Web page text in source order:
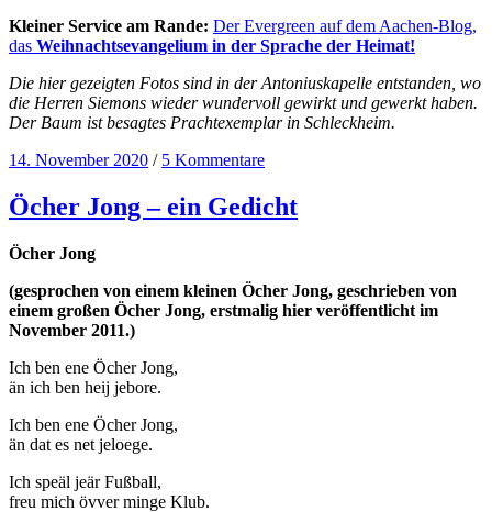
Kleiner Service am Rande: Der Evergreen auf dem Aachen-Blog,
das Weihnachtsevangelium in der Sprache der Heimat!
Die hier gezeigten Fotos sind in der Antoniuskapelle entstanden, wo
die Herren Siemons wieder wundervoll gewirkt und gewerkt haben.
Der Baum ist besagtes Prachtexemplar in Schleckheim.
14. November 2020 / 5 Kommentare
Öcher Jong – ein Gedicht
Öcher Jong
(gesprochen von einem kleinen Öcher Jong, geschrieben von
einem großen Öcher Jong, erstmalig hier veröffentlicht im
November 2011.)
Ich ben ene Öcher Jong,
än ich ben heij jebore.
Ich ben ene Öcher Jong,
än dat es net jeloege.
Ich speäl jeär Fußball,
freu mich övver minge Klub.